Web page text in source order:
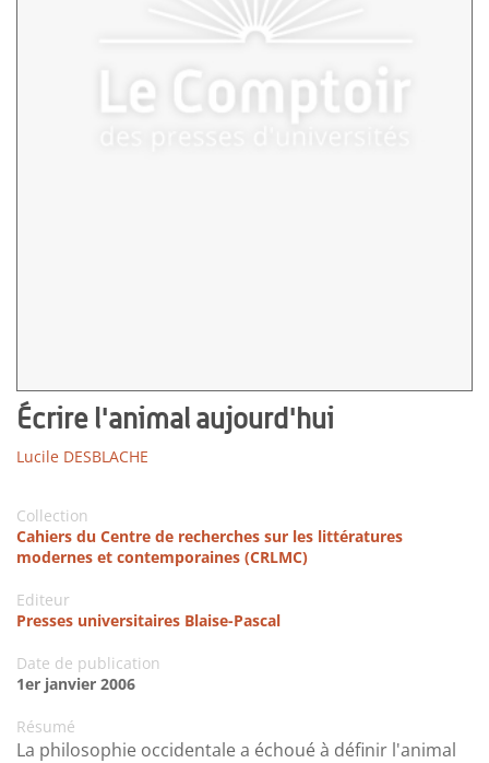
Écrire l'animal aujourd'hui
Lucile DESBLACHE
Collection
Cahiers du Centre de recherches sur les littératures
modernes et contemporaines (CRLMC)
Editeur
Presses universitaires Blaise-Pascal
Date de publication
1er janvier 2006
Résumé
La philosophie occidentale a échoué à définir l'animal